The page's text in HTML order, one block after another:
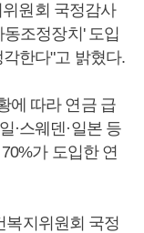
원회 국정감사
조정장치' 도입
한다"고 밝혔다.
에 따라 연금 급
·스웨덴·일본 등
가 도입한 연
복지위원회 국정